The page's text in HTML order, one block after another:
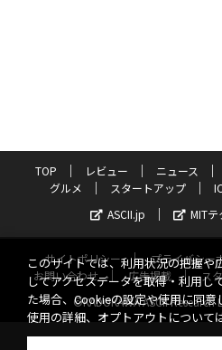
TOP レビュー ニュース
グルメ
スタートアップ
ASCII.jp
MIT
サイトポリシー プライバシー
お問い合わせ
広告掲載 ス
©KADOKAWA ASCII
このサイトでは、利用状況の把握
してアクセスデータを取得・利用し
た場合、Cookieの設定や使用に同
使用の詳細、オプトアウトについて